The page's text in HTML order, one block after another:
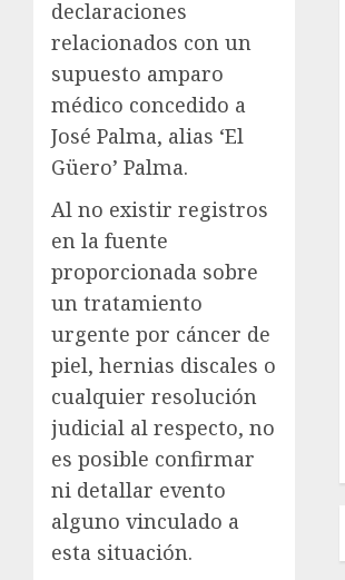
declaraciones
relacionados con un
supuesto amparo
médico concedido a
José Palma, alias ‘El
Güero’ Palma.
Al no existir registros
en la fuente
proporcionada sobre
un tratamiento
urgente por cáncer de
piel, hernias discales o
cualquier resolución
judicial al respecto, no
es posible confirmar
ni detallar evento
alguno vinculado a
esta situación.